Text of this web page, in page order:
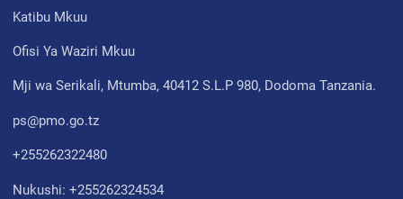
Katibu Mkuu
Ofisi Ya Waziri Mkuu
Mji wa Serikali, Mtumba, 40412 S.L.P 980, Dodoma Tanzania.
ps@pmo.go.tz
+255262322480
Nukushi: +255262324534